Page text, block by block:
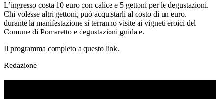
L’ingresso costa 10 euro con calice e 5 gettoni per le degustazioni.
Chi volesse altri gettoni, può acquistarli al costo di un euro.
durante la manifestazione si terranno visite ai vigneti eroici del
Comune di Pomaretto e degustazioni guidate.
Il programma completo a questo link.
Redazione